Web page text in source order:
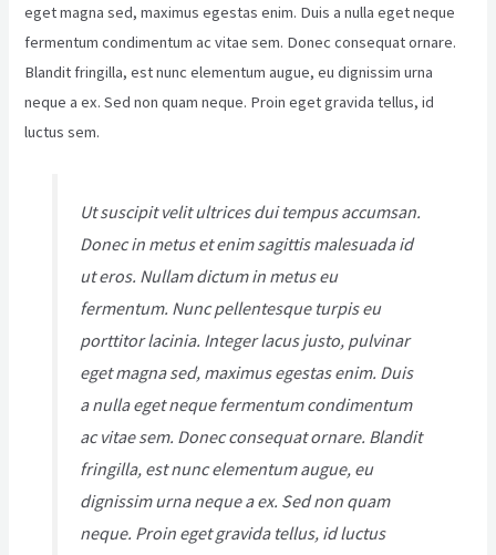
eget magna sed, maximus egestas enim. Duis a nulla eget neque
fermentum condimentum ac vitae sem. Donec consequat ornare.
Blandit fringilla, est nunc elementum augue, eu dignissim urna
neque a ex. Sed non quam neque. Proin eget gravida tellus, id
luctus sem.
Ut suscipit velit ultrices dui tempus accumsan.
Donec in metus et enim sagittis malesuada id
ut eros. Nullam dictum in metus eu
fermentum. Nunc pellentesque turpis eu
porttitor lacinia. Integer lacus justo, pulvinar
eget magna sed, maximus egestas enim. Duis
a nulla eget neque fermentum condimentum
ac vitae sem. Donec consequat ornare. Blandit
fringilla, est nunc elementum augue, eu
dignissim urna neque a ex. Sed non quam
neque. Proin eget gravida tellus, id luctus